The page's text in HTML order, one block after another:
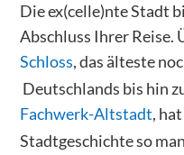
Die ex(celle)nte Stadt
Abschluss Ihrer Reise.
Schloss, das älteste
Deutschlands bis hin
Fachwerk-Altstadt,
Stadtgeschichte so